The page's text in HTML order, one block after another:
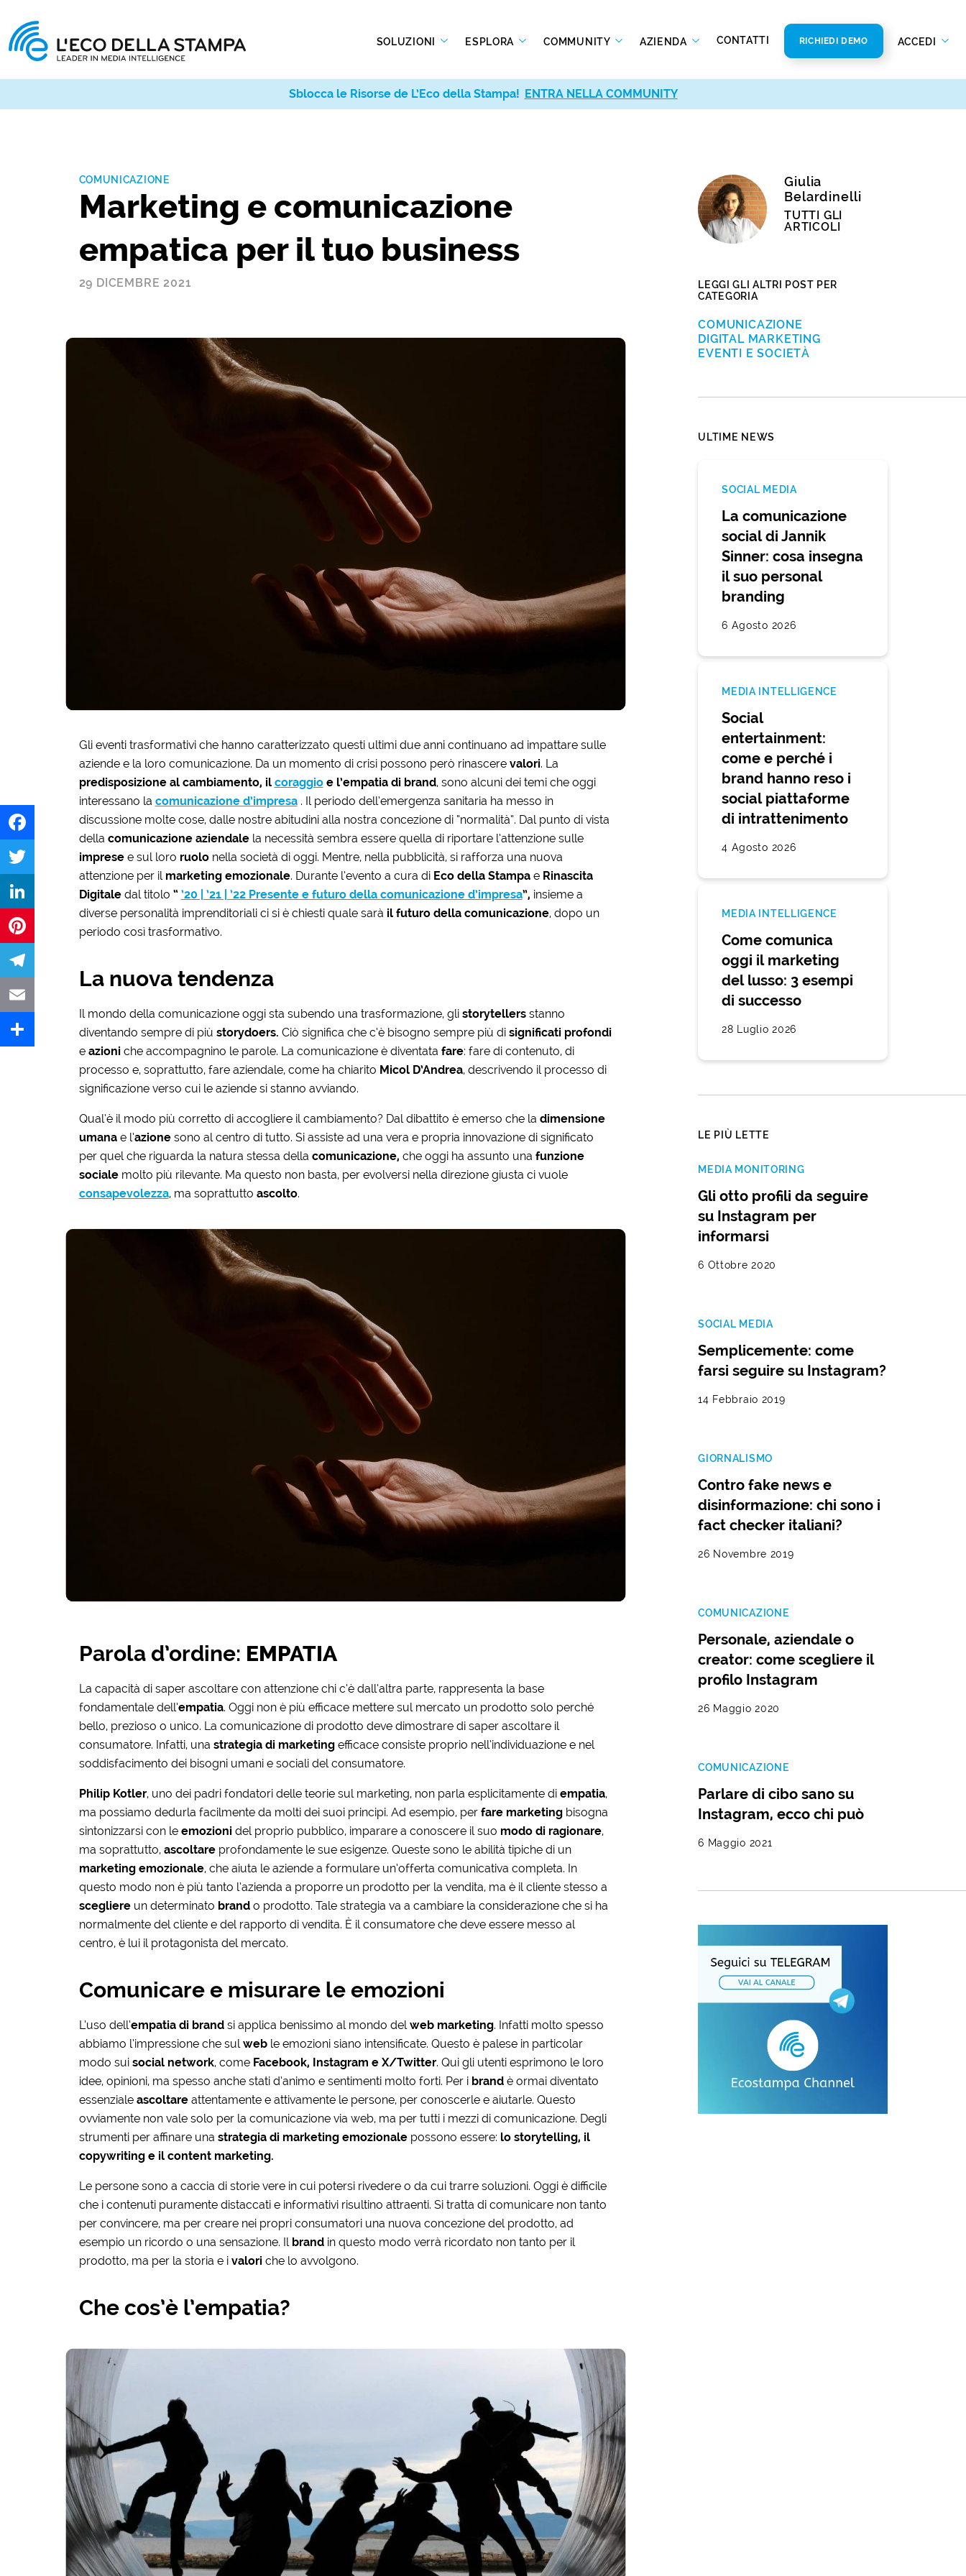
SOLUZIONI ESPLORA COMMUNITY AZIENDA CONTATTI RICHIEDI DEMO ACCEDI
Facebook
Twitter
LinkedIn
Pinterest
Telegram
Email
COMUNICAZIONE
Marketing e comunicazione
empatica per il tuo business
29 DICEMBRE 2021
Gli eventi trasformativi che hanno caratterizzato questi ultimi due anni continuano ad impattare sulle
aziende e la loro comunicazione. Da un momento di crisi possono però rinascere valori. La
predisposizione al cambiamento, il coraggioe l’empatia di brand, sono alcuni dei temi che oggi
interessano la comunicazione d’impresa. Il periodo dell’emergenza sanitaria ha messo in
discussione molte cose, dalle nostre abitudini alla nostra concezione di “normalità”. Dal punto di vista
della comunicazione aziendalela necessità sembra essere quella di riportare l’attenzione sulle
impresee sul loro ruolonella società di oggi. Mentre, nella pubblicità, si rafforza una nuova
attenzione per il marketing emozionale. Durante l’evento a cura di Eco della Stampae Rinascita
Digitale dal titolo “ ’20 | ’21 | ’22 Presente e futuro della comunicazione d’impresa”, insieme a
diverse personalità imprenditoriali ci si è chiesti quale sarà il futuro della comunicazione, dopo un
periodo così trasformativo.
La nuova tendenza
Il mondo della comunicazione oggi sta subendo una trasformazione, gli storytellersstanno
diventando sempre di più storydoers. Ciò significa che c’è bisogno sempre più di significati profondi
e azioniche accompagnino le parole. La comunicazione è diventata fare: fare di contenuto, di
processo e, soprattutto, fare aziendale, come ha chiarito Micol D’Andrea, descrivendo il processo di
significazione verso cui le aziende si stanno avviando.
Qual’è il modo più corretto di accogliere il cambiamento? Dal dibattito è emerso che la dimensione
umanae l’azione sono al centro di tutto. Si assiste ad una vera e propria innovazione di significato
per quel che riguarda la natura stessa della comunicazione, che oggi ha assunto una funzione
socialemolto più rilevante. Ma questo non basta, per evolversi nella direzione giusta ci vuole
consapevolezza, ma soprattutto ascolto.
Parola d’ordine: EMPATIA
La capacità di saper ascoltare con attenzione chi c’è dall’altra parte, rappresenta la base
fondamentale dell’empatia. Oggi non è più efficace mettere sul mercato un prodotto solo perché
bello, prezioso o unico. La comunicazione di prodotto deve dimostrare di saper ascoltare il
consumatore. Infatti, una strategia di marketingefficace consiste proprio nell’individuazione e nel
soddisfacimento dei bisogni umani e sociali del consumatore.
Philip Kotler, uno dei padri fondatori delle teorie sul marketing, non parla esplicitamente di empatia,
ma possiamo dedurla facilmente da molti dei suoi principi. Ad esempio, per fare marketingbisogna
sintonizzarsi con le emozionidel proprio pubblico, imparare a conoscere il suo modo di ragionare,
ma soprattutto, ascoltare profondamente le sue esigenze. Queste sono le abilità tipiche di un
marketing emozionale, che aiuta le aziende a formulare un’offerta comunicativa completa. In
questo modo non è più tanto l’azienda a proporre un prodotto per la vendita, ma è il cliente stesso a
scegliereun determinato brando prodotto. Tale strategia va a cambiare la considerazione che si ha
normalmente del cliente e del rapporto di vendita. È il consumatore che deve essere messo al
centro, è lui il protagonista del mercato.
Comunicare e misurare le emozioni
L’uso dell’empatia di brandsi applica benissimo al mondo delweb marketing. Infatti molto spesso
abbiamo l’impressione che sulweble emozioni siano intensificate. Questo è palese in particolar
modo sui social network, come Facebook, Instagram e X/Twitter. Qui gli utenti esprimono le loro
idee, opinioni, ma spesso anche stati d’animo e sentimenti molto forti. Per i brandè ormai diventato
essenziale ascoltareattentamente e attivamente le persone, per conoscerle e aiutarle. Questo
ovviamente non vale solo per la comunicazione via web, ma per tutti i mezzi di comunicazione. Degli
strumenti per affinare una strategia di marketing emozionale possono essere: lo storytelling, il
copywriting e il content marketing.
Le persone sono a caccia di storie vere in cui potersi rivedere o da cui trarre soluzioni. Oggi è difficile
che i contenuti puramente distaccati e informativi risultino attraenti. Si tratta di comunicare non tanto
per convincere, ma per creare nei propri consumatori una nuova concezione del prodotto, ad
esempio un ricordo o una sensazione. Il brandin questo modo verrà ricordato non tanto per il
prodotto, ma per la storia e i valori che lo avvolgono.
Che cos’è l’empatia?
Giulia
Belardinelli
TUTTI GLI
ARTICOLI
LEGGI GLI ALTRI POST PER
CATEGORIA
COMUNICAZIONE
DIGITAL MARKETING
EVENTI E SOCIETÀ
ULTIME NEWS
SOCIAL MEDIA
La comunicazione
social di Jannik
Sinner: cosa insegna
il suo personal
branding
6 Agosto 2026
MEDIA INTELLIGENCE
Social
entertainment:
come e perché i
brand hanno reso i
social piattaforme
di intrattenimento
4 Agosto 2026
MEDIA INTELLIGENCE
Come comunica
oggi il marketing
del lusso: 3 esempi
di successo
28 Luglio 2026
LE PIÙ LETTE
MEDIA MONITORING
Gli otto profili da seguire
su Instagram per
informarsi
6 Ottobre 2020
SOCIAL MEDIA
Semplicemente: come
farsi seguire su Instagram?
14 Febbraio 2019
GIORNALISMO
Contro fake news e
disinformazione: chi sono i
fact checker italiani?
26 Novembre 2019
COMUNICAZIONE
Personale, aziendale o
creator: come scegliere il
profilo Instagram
26 Maggio 2020
COMUNICAZIONE
Parlare di cibo sano su
Instagram, ecco chi può
6 Maggio 2021
Sblocca le Risorse de L’Eco della Stampa! ENTRA NELLA COMMUNITY